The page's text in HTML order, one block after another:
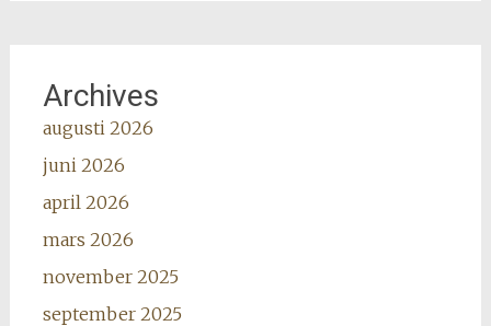
Archives
augusti 2026
juni 2026
april 2026
mars 2026
november 2025
september 2025